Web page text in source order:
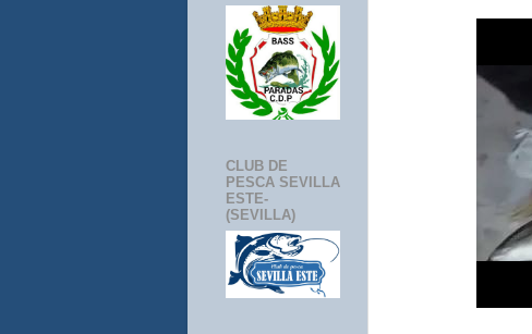
CLUB DE
PESCA SEVILLA
ESTE-
(SEVILLA)